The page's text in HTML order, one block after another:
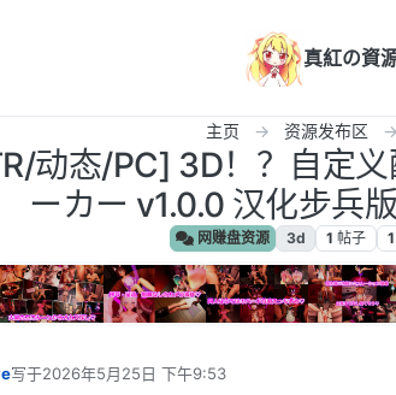
真紅の資
主页 资源发布区
动态/PC] 3D！？自定
ーカー v1.0.0 汉化步兵
网赚盘资源 3d 1 帖子 1
写于2026年5月25日 下午9:53
最后由 编辑